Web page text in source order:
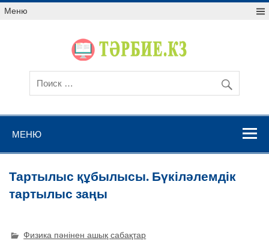
Меню
МЕНЮ
Тартылыс құбылысы. Бүкіләлемдік
тартылыс заңы
Физика пәнінен ашық сабақтар